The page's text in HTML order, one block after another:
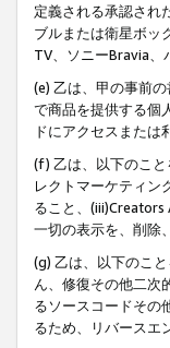
定義される承認され
ブルまたは衛星ボッ
TV、ソニーBravia、
(e) 乙は、甲の事前
で商品を提供する個
ドにアクセスまたは
(f) 乙は、以下のこと
レクトマーケティン
ること、(iii)Creators
一切の表示を、削除
(g) 乙は、以下のこ
ん、修復その他二次
るソースコードその
るため、リバースエ